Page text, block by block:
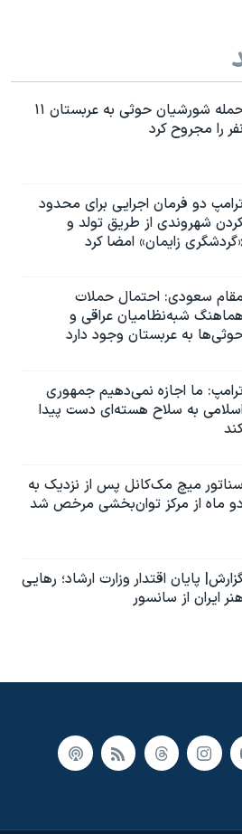
حمله شورشیان حوثی به عربستان ۱۱
نفر را مجروح کرد
دو فرمان اجرایی برای محدود
شهروندی از طریق تولد و
«گردشگری زایمان» امضا کرد
مقام سعودی: احتمال حملات
هماهنگ شبه‌نظامیان عراقی و
به عربستان وجود دارد
ما اجازه نمی‌دهیم جمهوری
به سلاح هسته‌ای دست پیدا
سناتور میچ مک‌کانل پس از نزدیک به
دو ماه از مرکز توان‌بخشی مرخص شد
پایان اقتدار وزارت ارشاد؛ رهایی
هنر ایران از سانسور